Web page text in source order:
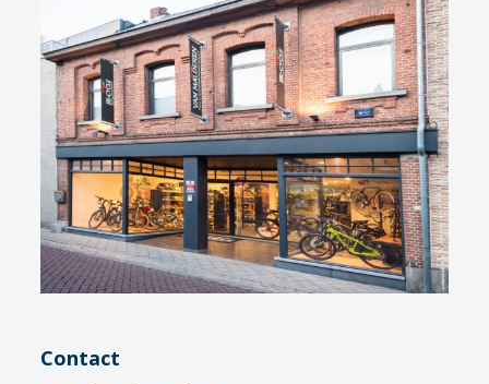
Contact